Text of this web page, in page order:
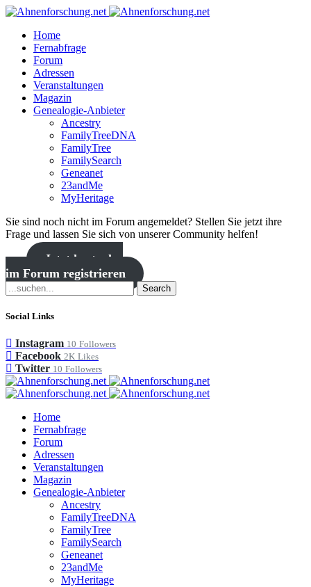
Home
Fernabfrage
Forum
Adressen
Veranstaltungen
Magazin
Genealogie-Anbieter
Ancestry
FamilyTreeDNA
FamilyTree
FamilySearch
Geneanet
23andMe
MyHeritage
Sie sind noch nicht im Forum angemeldet? Stellen Sie jetzt ihre
Frage und lassen Sie sich von unserer Community helfen!
Jetzt kostenlos
im Forum registrieren
Search
Social Links
Instagram 10 Followers
Facebook 2K Likes
Twitter 10 Followers
Home
Fernabfrage
Forum
Adressen
Veranstaltungen
Magazin
Genealogie-Anbieter
Ancestry
FamilyTreeDNA
FamilyTree
FamilySearch
Geneanet
23andMe
MyHeritage